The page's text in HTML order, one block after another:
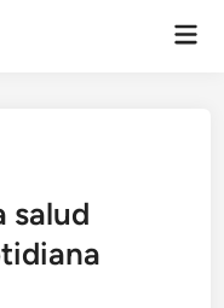
salud